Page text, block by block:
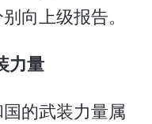
向上级报告。
力量
的武装力量属